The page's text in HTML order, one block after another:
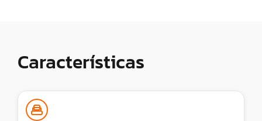
Características